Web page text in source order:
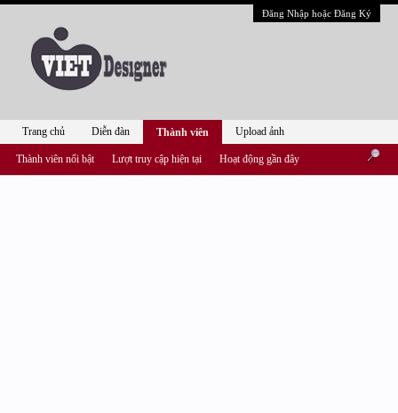
Đăng Nhập hoặc Đăng Ký
Trang chủ Diễn đàn Thành viên
Thành viên nổi bật Lượt truy cập hiện tại Hoạt động gần đây
Upload ảnh